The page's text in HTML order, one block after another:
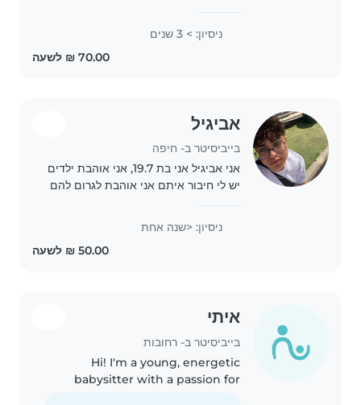
זמינה ואשמח לעזור למשפחות שזקוקות..
ניסיון: > 3 שנים
אביגיל
בייביסיטר ב- חיפה
אני אביגיל אני בת 19.7, אני אוהבת ילדים
יש לי חיבור איתם אני אוהבת לגרום להם
זמינה לרוב בהתראה קצרה פרטים
ניסיון: <שנה אחת
איתי
בייביסיטר ב- רחובות
Hi! I'm a young, energetic
babysitter with a passion for